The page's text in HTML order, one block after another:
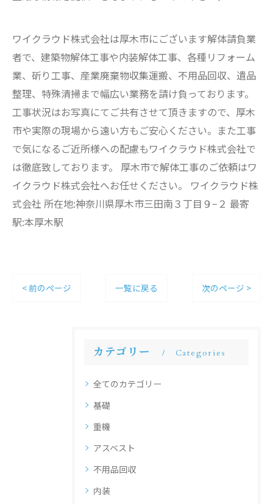
ワイクラウド株式会社は厚木市にございます解体請負業
者で、建築物解体工事や内装解体工事、各種リフォーム
業、斫り工事、産業廃棄物収集運搬、不用品回収、遺品
整理、特殊清掃まで幅広い業務を請け負っております。
工事状況はお写真にてご共有させて頂きますので、厚木
市や実際の現場から遠い方もご安心ください。また工事
で気になるご近所様への配慮もワイクラウド株式会社で
は徹底致しております。 厚木市で解体工事のご依頼はワ
イクラウド株式会社へお任せください。 ワイクラウド株
式会社 所在地:神奈川県厚木市三田南３丁目９−２ 最寄
駅:本厚木駅
< 前のページ 一覧に戻る 次のページ >
カテゴリー Categories
全てのカテゴリー
基礎
重機
アスベスト
不用品回収
内装